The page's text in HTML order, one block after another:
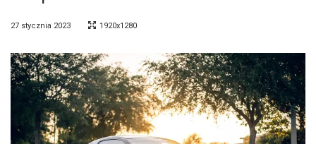
27 stycznia 2023 1920x1280